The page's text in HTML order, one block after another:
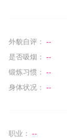
外貌自评： --
是否吸烟：
--
锻炼习惯：
--
身体状况：
--
职业： --